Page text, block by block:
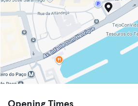
Opening Times